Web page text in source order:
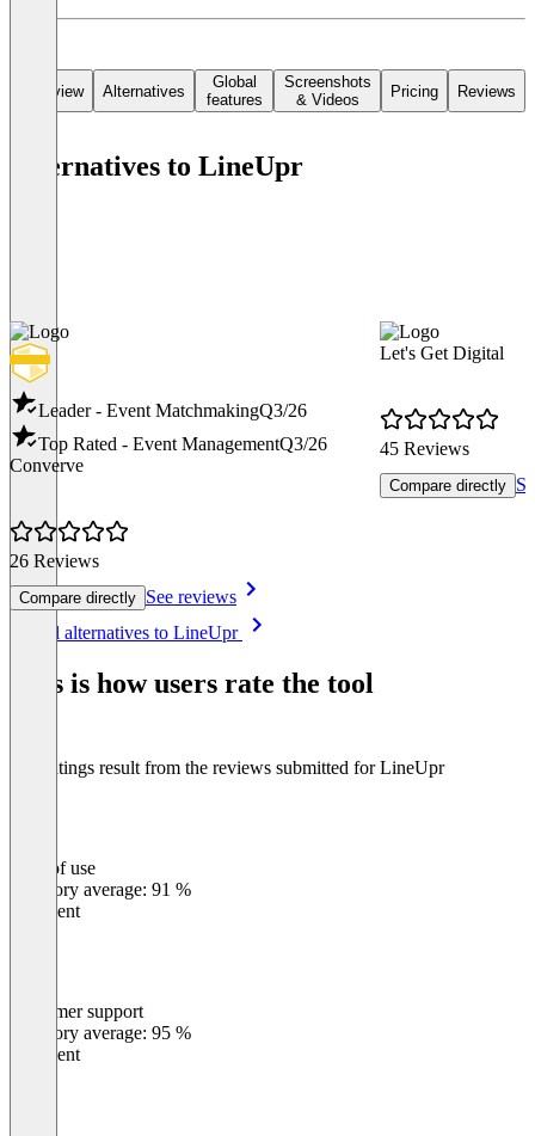
Overview Alternatives
Global
features
Screenshots
& Videos
Pricing Reviews
Alternatives to LineUpr
Leader - Event MatchmakingQ3/26
Top Rated - Event ManagementQ3/26
Converve
26 Reviews
Compare directly See reviews
Let's Get Digital
45 Reviews
Compare directly
See all alternatives to LineUpr
This is how users rate the tool
The ratings result from the reviews submitted for LineUpr
Ease of use
Category average: 91 %
Excellent
Customer support
Category average: 95 %
Excellent